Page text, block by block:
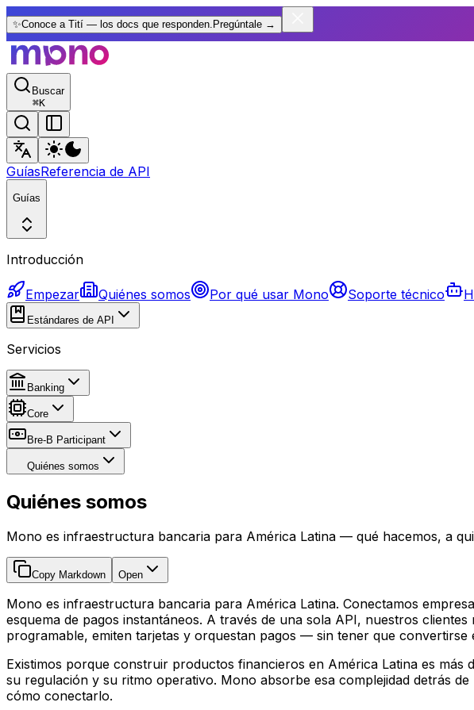
✨Conoce a Tití — los docs que responden. Pregúntale →
Buscar
⌘K
GuíasReferencia de API
Guías
Introducción
Empezar Quiénes somos Por qué usar Mono Soporte técnico
Estándares de API
Servicios
Banking
Core
Bre-B Participant
Quiénes somos
Quiénes somos
Mono es infraestructura bancaria para América Latina — qué hacemos, a
Copy Markdown Open
Mono es infraestructura bancaria para América Latina. Conectamos
esquema de pagos instantáneos. A través de una sola API, nuestros
programable, emiten tarjetas y orquestan pagos — sin tener que
Existimos porque construir productos financieros en América Latina es
su regulación y su ritmo operativo. Mono absorbe esa complejidad detrás
cómo conectarlo.